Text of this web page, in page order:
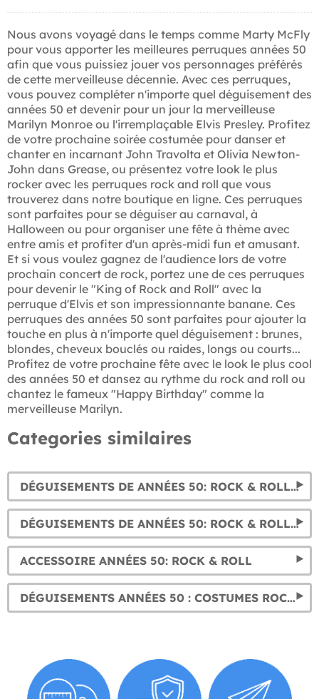
Nous avons voyagé dans le temps comme Marty McFly
pour vous apporter les meilleures perruques années 50
afin que vous puissiez jouer vos personnages préférés
de cette merveilleuse décennie. Avec ces perruques,
vous pouvez compléter n'importe quel déguisement des
années 50 et devenir pour un jour la merveilleuse
Marilyn Monroe ou l'irremplaçable Elvis Presley. Profitez
de votre prochaine soirée costumée pour danser et
chanter en incarnant John Travolta et Olivia Newton-
John dans Grease, ou présentez votre look le plus
rocker avec les perruques rock and roll que vous
trouverez dans notre boutique en ligne. Ces perruques
sont parfaites pour se déguiser au carnaval, à
Halloween ou pour organiser une fête à thème avec
entre amis et profiter d'un après-midi fun et amusant.
Et si vous voulez gagnez de l'audience lors de votre
prochain concert de rock, portez une de ces perruques
pour devenir le "King of Rock and Roll" avec la
perruque d'Elvis et son impressionnante banane. Ces
perruques des années 50 sont parfaites pour ajouter la
touche en plus à n'importe quel déguisement : brunes,
blondes, cheveux bouclés ou raides, longs ou courts...
Profitez de votre prochaine fête avec le look le plus cool
des années 50 et dansez au rythme du rock and roll ou
chantez le fameux "Happy Birthday" comme la
merveilleuse Marilyn.
Categories similaires
DÉGUISEMENTS DE ANNÉES 50: ROCK & ROLL POUR FEMME
DÉGUISEMENTS DE ANNÉES 50: ROCK & ROLL POUR HOMME
ACCESSOIRE ANNÉES 50: ROCK & ROLL
DÉGUISEMENTS ANNÉES 50 : COSTUMES ROCKABILLY ET PIN UP